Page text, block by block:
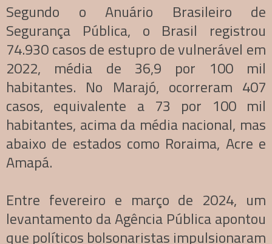
Segundo o Anuário Brasileiro de
Segurança Pública, o Brasil registrou
74.930 casos de estupro de vulnerável em
2022, média de 36,9 por 100 mil
habitantes. No Marajó, ocorreram 407
casos, equivalente a 73 por 100 mil
habitantes, acima da média nacional, mas
abaixo de estados como Roraima, Acre e
Amapá.
Entre fevereiro e março de 2024, um
levantamento da Agência Pública apontou
que políticos bolsonaristas impulsionaram